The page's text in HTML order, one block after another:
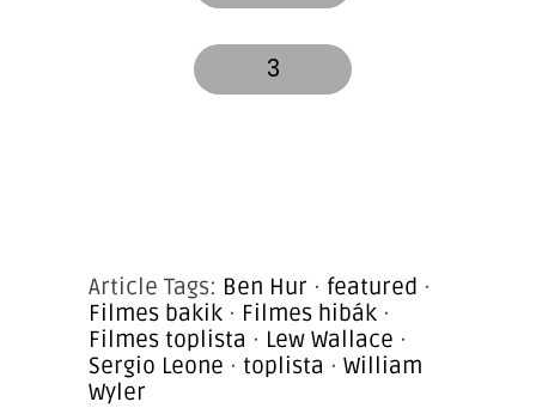
3
Article Tags: Ben Hur · featured ·
Filmes bakik · Filmes hibák ·
Filmes toplista · Lew Wallace ·
Sergio Leone · toplista · William
Wyler